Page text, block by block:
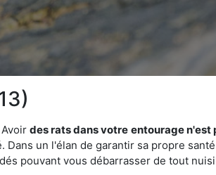
des rats dans votre entourage n'est
un l'élan de garantir sa propre santé
pouvant vous débarrasser de tout